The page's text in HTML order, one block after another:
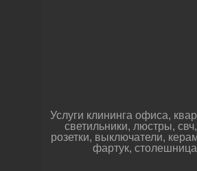
Услуги клининга офиса,
светильники, люстры,
розетки, выключатели,
фартук,